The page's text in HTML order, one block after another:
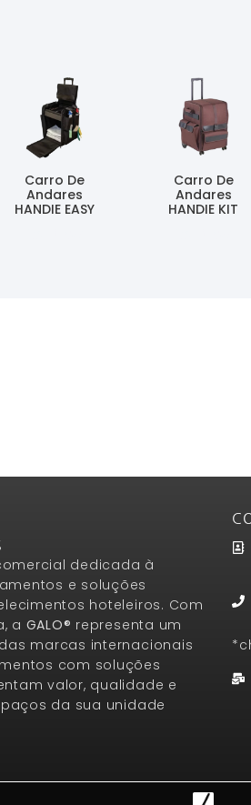
Carro De
Andares
HANDIE EASY
Carro De
Andares
HANDIE KIT
dedicada à
e soluções
hoteleiros. Com
a GALO® representa um
marcas internacionais
com soluções
valor, qualidade e
da sua unidade